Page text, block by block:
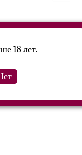
18 лет.